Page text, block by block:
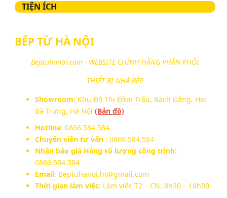
TIỆN ÍCH
BẾP TỪ HÀ NỘI
Beptuhanoi.com - WEBSITE CHÍNH HÃNG PHÂN PHỐI
THIẾT BỊ NHÀ BẾP
Showroom: Khu Đô Thị Đầm Trấu, Bạch Đằng, Hai
Bà Trưng, Hà Nội (Bản đồ)
Hotline: 0866.584.584
Chuyên viên tư vấn : 0866.584.584
Nhận báo giá Hàng số lượng công trình:
0866.584.584
Email: Beptuhanoi.ht@gmail.com
Thời gian làm việc: Làm việc T2 – CN: 8h30 – 18h00